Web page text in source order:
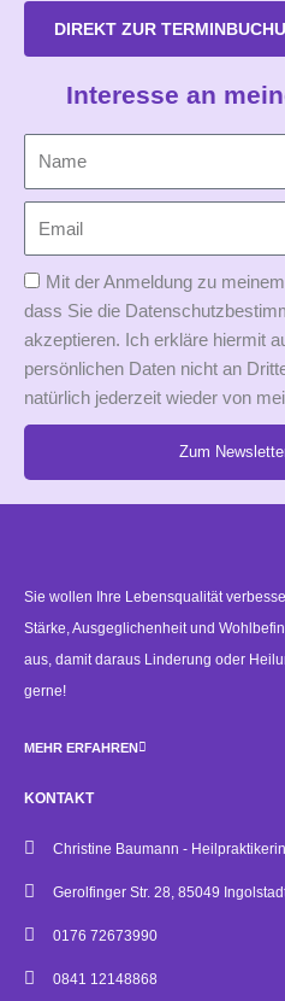
DIREKT ZUR
Interesse an
Mit der Anmeldung zu
dass Sie die
akzeptieren. Ich erkläre hiermit
persönlichen Daten nicht an
natürlich jederzeit wieder von
Zum
Sie wollen Ihre Lebensqualität
Stärke, Ausgeglichenheit und
aus, damit daraus Linderung oder
gerne!
MEHR ERFAHREN
KONTAKT
Christine Baumann - Heilpraktikerin
Gerolfinger Str. 28, 85049
0176 72673990
0841 12148868